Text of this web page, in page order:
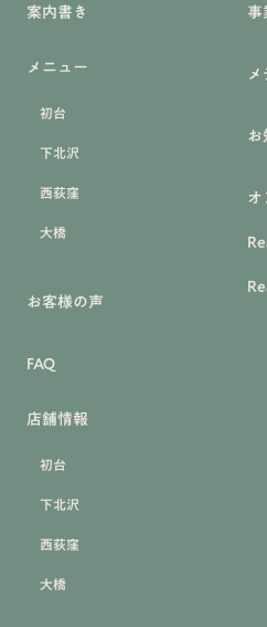
案内書き
メニュー
初台
下北沢
西荻窪
大橋
お客様の声
FAQ
店舗情報
初台
下北沢
西荻窪
大橋
事
メ
お
オ